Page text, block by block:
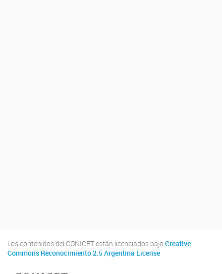
Los contenidos del CONICET están licenciados bajo Creative
Commons Reconocimiento 2.5 Argentina License